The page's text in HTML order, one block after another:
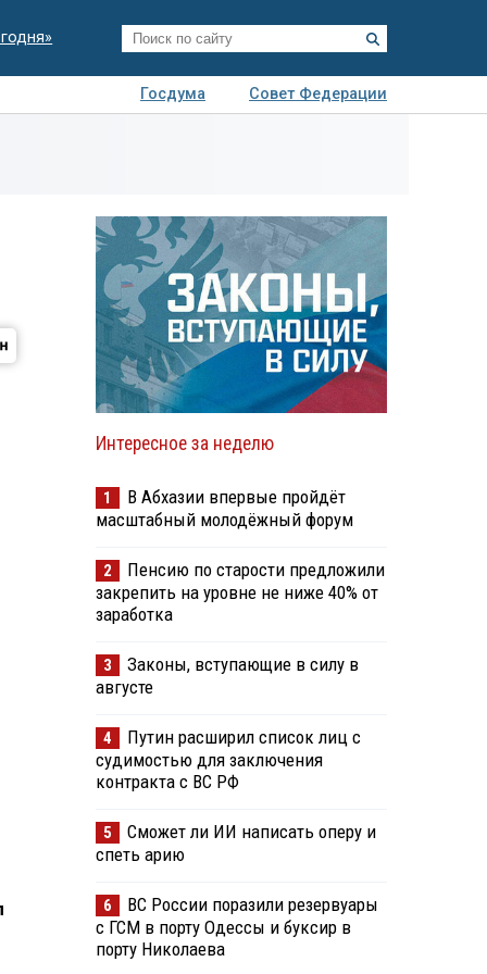
Госдума
Совет Федерации
Интересное за неделю
1
В Абхазии впервые пройдёт
масштабный молодёжный форум
2
Пенсию по старости предложили
закрепить на уровне не ниже 40% от
заработка
3
Законы, вступающие в силу в
августе
4
Путин расширил список лиц с
судимостью для заключения
контракта с ВС РФ
5
Сможет ли ИИ написать оперу и
спеть арию
6
ВС России поразили резервуары
с ГСМ в порту Одессы и буксир в
порту Николаева